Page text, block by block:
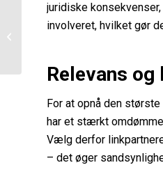
juridiske
involveret, hvilket gør
Relevans
For at opnå den
har et stærkt
Vælg derfor
– det øger
Kontakt en professionel
hvis du bliver ramt af